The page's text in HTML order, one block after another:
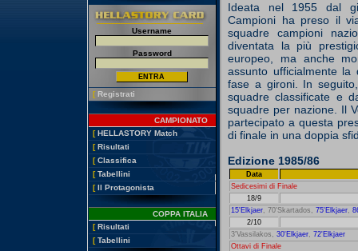
Username
Password
[ Registrati
CAMPIONATO
[ HELLASTORY Match
[ Risultati
[ Classifica
[ Tabellini
[ Il Protagonista
COPPA ITALIA
[ Risultati
[ Tabellini
Ideata nel 1955 dal
Campioni ha preso il
squadre campioni
diventata la più
europeo, ma anche
assunto ufficialmente la
fase a gironi. In
squadre classificate e
squadre per nazione. Il
partecipato a questa
di finale in una doppia
Edizione 1985/86
Data
Sedicesimi di Finale
18/9
15'Elkjaer, 70'Skartados, 75'Elkjaer,
2/10
3'Vassilakos, 30'Elkjaer, 72'Elkjaer
Ottavi di Finale